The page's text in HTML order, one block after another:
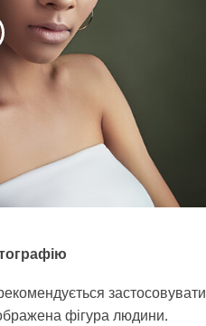
застосовувати
фігура людини.